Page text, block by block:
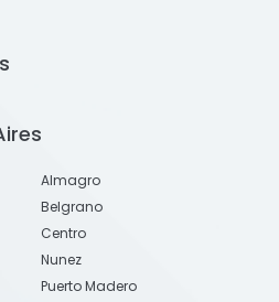
Almagro
Belgrano
Centro
Nunez
Puerto Madero